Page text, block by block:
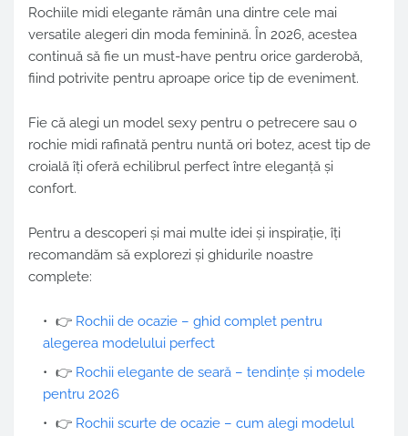
Rochiile midi elegante rămân una dintre cele mai
versatile alegeri din moda feminină. În 2026, acestea
continuă să fie un must-have pentru orice garderobă,
fiind potrivite pentru aproape orice tip de eveniment.
Fie că alegi un model sexy pentru o petrecere sau o
rochie midi rafinată pentru nuntă ori botez, acest tip de
croială îți oferă echilibrul perfect între eleganță și
confort.
Pentru a descoperi și mai multe idei și inspirație, îți
recomandăm să explorezi și ghidurile noastre
complete:
👉 Rochii de ocazie – ghid complet pentru
alegerea modelului perfect
👉 Rochii elegante de seară – tendințe și modele
pentru 2026
👉 Rochii scurte de ocazie – cum alegi modelul